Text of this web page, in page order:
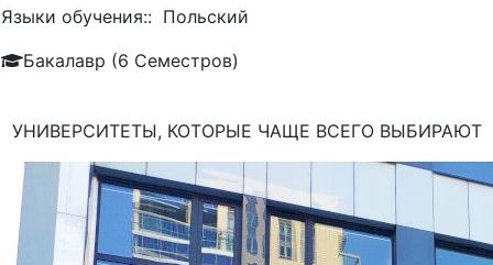
Языки обучения:: Польский
Бакалавр (6 Семестров)
УНИВЕРСИТЕТЫ, КОТОРЫЕ ЧАЩЕ ВСЕГО ВЫБИРАЮТ